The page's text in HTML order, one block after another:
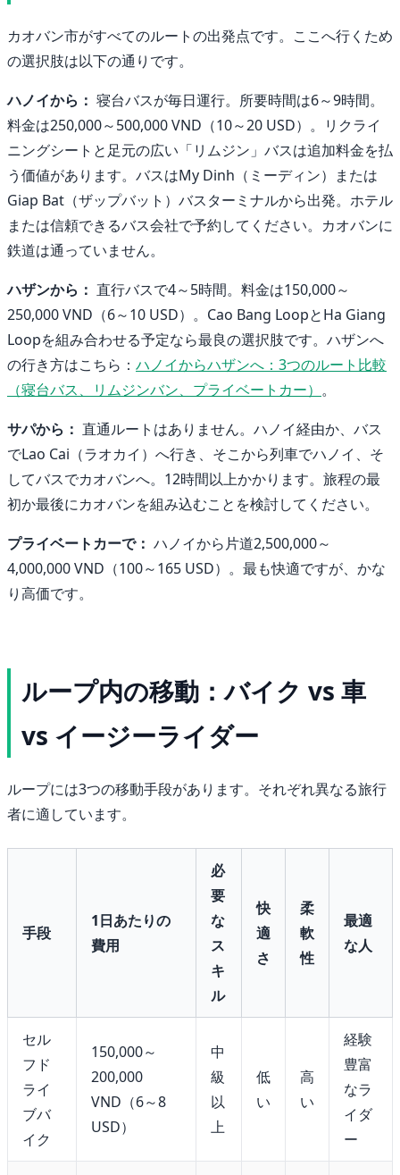
カオバン市がすべてのルートの出発点です。ここへ行くため
の選択肢は以下の通りです。
ハノイから： 寝台バスが毎日運行。所要時間は6～9時間。
料金は250,000～500,000 VND（10～20 USD）。リクライ
ニングシートと足元の広い「リムジン」バスは追加料金を払
う価値があります。バスはMy Dinh（ミーディン）または
Giap Bat（ザップバット）バスターミナルから出発。ホテル
または信頼できるバス会社で予約してください。カオバンに
鉄道は通っていません。
ハザンから： 直行バスで4～5時間。料金は150,000～
250,000 VND（6～10 USD）。Cao Bang LoopとHa Giang
Loopを組み合わせる予定なら最良の選択肢です。ハザンへ
の行き方はこちら： ハノイからハザンへ：3つのルート比較
（寝台バス、リムジンバン、プライベートカー） 。
サパから： 直通ルートはありません。ハノイ経由か、バス
でLao Cai（ラオカイ）へ行き、そこから列車でハノイ、そ
してバスでカオバンへ。12時間以上かかります。旅程の最
初か最後にカオバンを組み込むことを検討してください。
プライベートカーで： ハノイから片道2,500,000～
4,000,000 VND（100～165 USD）。最も快適ですが、かな
り高価です。
ループ内の移動：バイク vs 車
vs イージーライダー
ループには3つの移動手段があります。それぞれ異なる旅行
者に適しています。
手段
1日あたりの
費用
必
要
な
ス
キ
ル
快
適
さ
柔
軟
性
最適
な人
セル
フド
ライ
ブバ
イク
150,000～
200,000
VND（6～8
USD）
中
級
以
上
低
い
高
い
経験
豊富
なラ
イダ
ー